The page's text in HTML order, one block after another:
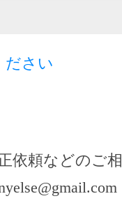
ださい
依頼などのご相